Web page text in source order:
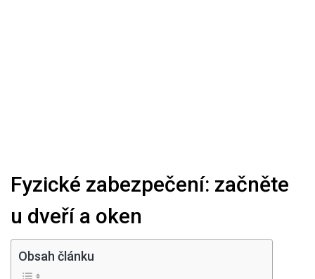
Fyzické zabezpečení: začněte
u dveří a oken
Obsah článku